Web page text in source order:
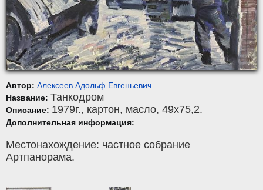
Автор: Алексеев Адольф Евгеньевич
Название: Танкодром
Описание: 1979г., картон, масло, 49x75,2.
Дополнительная информация:
Местонахождение: частное собрание
Артпанорама.